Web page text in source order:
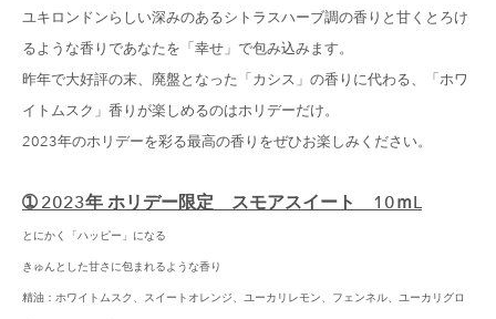
ユキロンドンらしい深みのあるシトラスハーブ調の香りと甘くとろけ
るような香りであなたを「幸せ」で包み込みます。
昨年で大好評の末、廃盤となった「カシス」の香りに代わる、「ホワ
イトムスク」香りが楽しめるのはホリデーだけ。
2023年のホリデーを彩る最高の香りをぜひお楽しみください。
➀ 2023年 ホリデー限定 スモアスイート 10ｍL
とにかく「ハッピー」になる
きゅんとした甘さに包まれるような香り
精油：ホワイトムスク、スイートオレンジ、ユーカリレモン、フェンネル、ユーカリグロ